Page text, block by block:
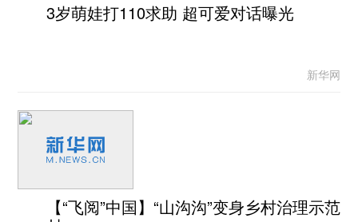
3岁萌娃打110求助 超可爱对话曝光
新华网
【“飞阅”中国】“山沟沟”变身乡村治理示范